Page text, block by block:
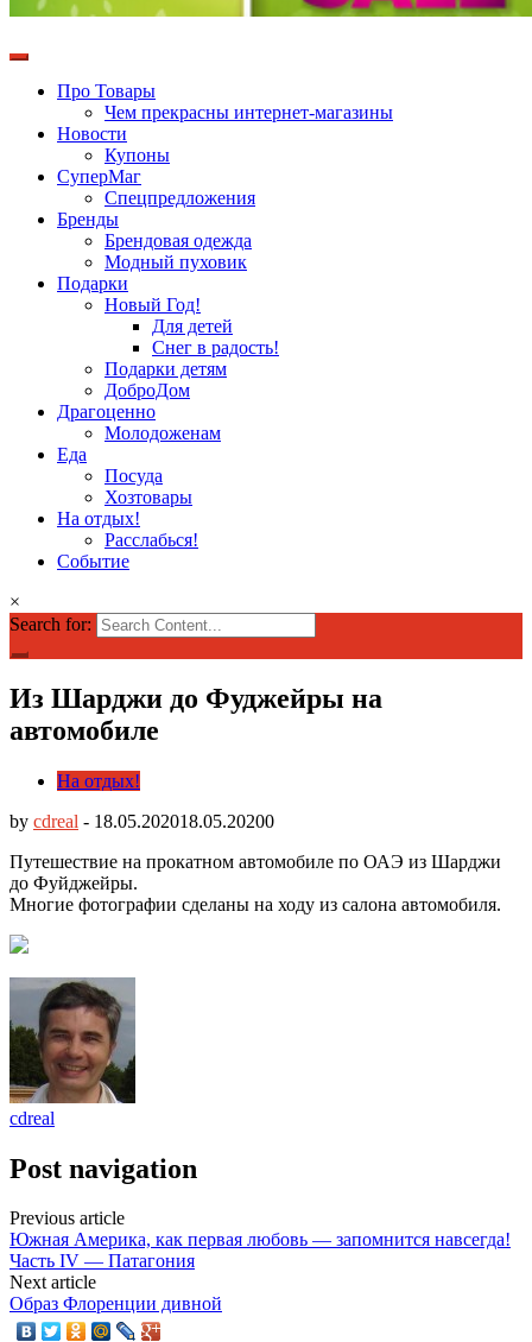
Про Товары
Чем прекрасны интернет-магазины
Новости
Купоны
СуперМаг
Спецпредложения
Бренды
Брендовая одежда
Модный пуховик
Подарки
Новый Год!
Для детей
Снег в радость!
Подарки детям
ДоброДом
Драгоценно
Молодоженам
Еда
Посуда
Хозтовары
На отдых!
Расслабься!
Событие
×
Search for:
Из Шарджи до Фуджейры на
автомобиле
На отдых!
by cdreal - 18.05.202018.05.20200
Путешествие на прокатном автомобиле по ОАЭ из Шарджи
до Фуйджейры.
Многие фотографии сделаны на ходу из салона автомобиля.
cdreal
Post navigation
Previous article
Южная Америка, как первая любовь — запомнится навсегда!
Часть IV — Патагония
Next article
Образ Флоренции дивной